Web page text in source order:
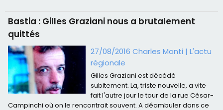
Bastia : Gilles Graziani nous a brutalement
quittés
27/08/2016Charles Monti |L'actu
régionale
Gilles Graziani est décédé
subitement. La, triste nouvelle, a vite
fait l'autre jour le tour de la rue César-
Campinchi où on le rencontrait souvent. A déambuler dans ce